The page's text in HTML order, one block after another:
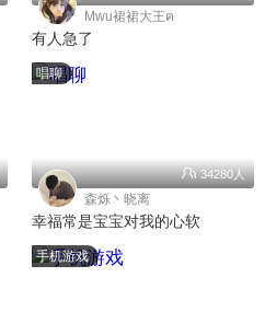
Mwu裙裙大王ฅ
有人急了
唱聊
34280人
森烁丶晓离
幸福常是宝宝对我的心软
手机游戏